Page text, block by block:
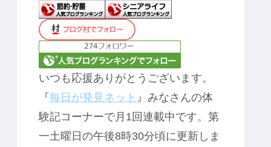
いつも応援ありがとうございます。
『毎日が発見ネット 』みなさんの体
験記コーナーで月1回連載中です。第
一土曜日の午後8時30分頃に更新しま